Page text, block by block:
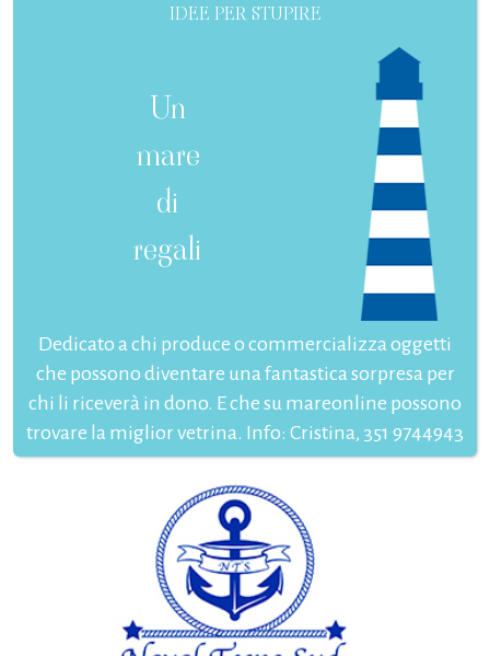
IDEE PER STUPIRE
Un
mare
di
regali
Dedicato a chi produce o commercializza oggetti
che possono diventare una fantastica sorpresa per
chi li riceverà in dono. E che su mareonline possono
trovare la miglior vetrina. Info: Cristina, 351 9744943